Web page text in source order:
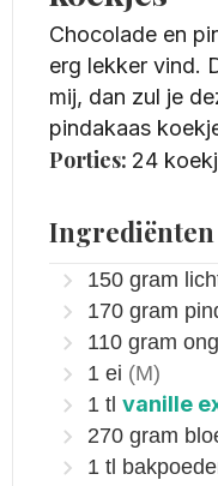
Chocolade en
erg lekker vind.
mij, dan zul je
pindakaas
Porties: 24
Ingrediënten
150 gram
170 gram
110 gram
1 ei (M)
1 tl vanille
270 gram
1 tl